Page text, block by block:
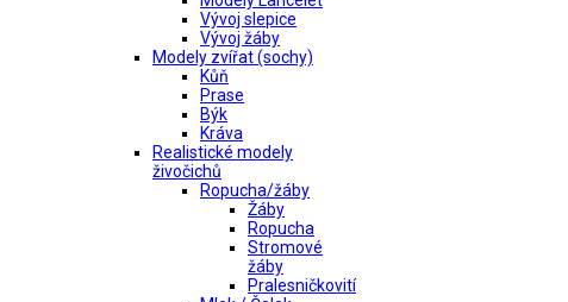
Vývoj slepice
Vývoj žáby
Modely zvířat (sochy)
Kůň
Prase
Býk
Kráva
Realistické modely
živočichů
Ropucha/žáby
Žáby
Ropucha
Stromové
žáby
Pralesničkovití